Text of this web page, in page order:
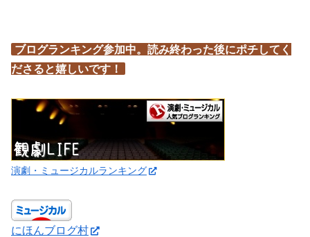
ブログランキング参加中。読み終わった後にポチしてく
ださると嬉しいです！
演劇・ミュージカルランキング
にほんブログ村